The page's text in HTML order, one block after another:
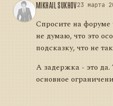
MIKHAIL SUKHOV23 марта
Спросите на форуме
не думаю, что это
подсказку, что не
А задержка - это да.
основное